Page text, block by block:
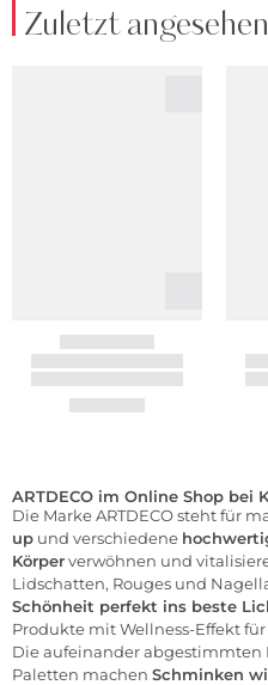
Zuletzt angesehen
ARTDECO im Online Shop bei
Die Marke ARTDECO steht für
up und verschiedene
Körperverwöhnen und
Lidschatten, Rouges und
Schönheit perfekt ins beste
Produkte mit Wellness-Effekt
Die aufeinander abgestimmten
Paletten machen Schminken